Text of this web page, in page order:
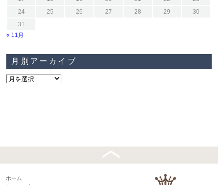
24
25 26 27 28 29
30
31
« 11月
月別アーカイブ
ホーム